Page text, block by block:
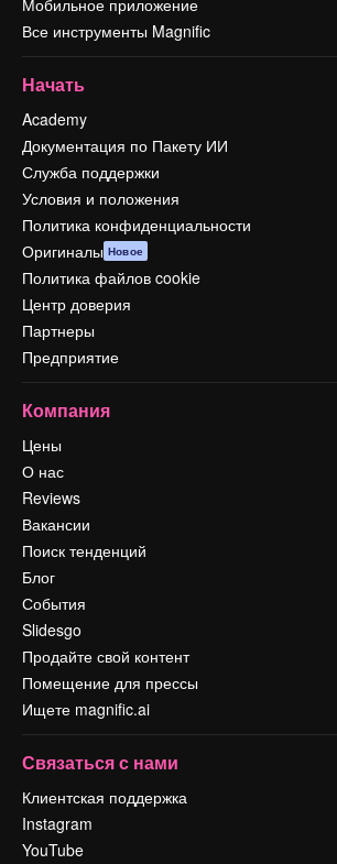
Мобильное приложение
Все инструменты Magnific
Начать
Academy
Документация по Пакету ИИ
Служба поддержки
Условия и положения
Политика конфиденциальности
Оригиналы Новое
Политика файлов cookie
Центр доверия
Партнеры
Предприятие
Компания
Цены
О нас
Reviews
Вакансии
Поиск тенденций
Блог
События
Slidesgo
Продайте свой контент
Помещение для прессы
Ищете magnific.ai
Связаться с нами
Клиентская поддержка
Instagram
YouTube